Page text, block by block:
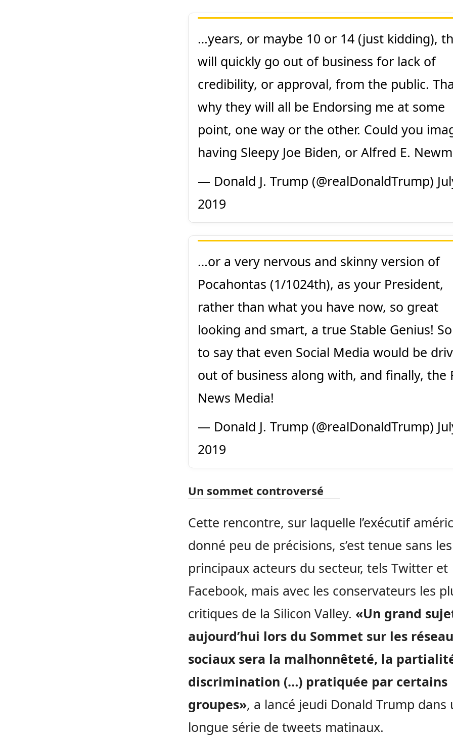
…years, or maybe 10 or 14 (just kidding),
will quickly go out of business for lack of
credibility, or approval, from the public.
why they will all be Endorsing me at some
point, one way or the other. Could you
having Sleepy Joe Biden, or Alfred E.
— Donald J. Trump (@realDonaldTrump)
2019
…or a very nervous and skinny version of
Pocahontas (1/1024th), as your President,
rather than what you have now, so great
looking and smart, a true Stable Genius!
to say that even Social Media would be
out of business along with, and finally, the
News Media!
— Donald J. Trump (@realDonaldTrump)
2019
Un sommet controversé
Cette rencontre, sur laquelle l’exécutif
donné peu de précisions, s’est tenue sans les
principaux acteurs du secteur, tels Twitter et
Facebook, mais avec les conservateurs les
critiques de la Silicon Valley. «Un grand
aujourd’hui lors du Sommet sur les
sociaux sera la malhonnêteté, la
discrimination (…) pratiquée par certains
groupes», a lancé jeudi Donald Trump dans
longue série de tweets matinaux.